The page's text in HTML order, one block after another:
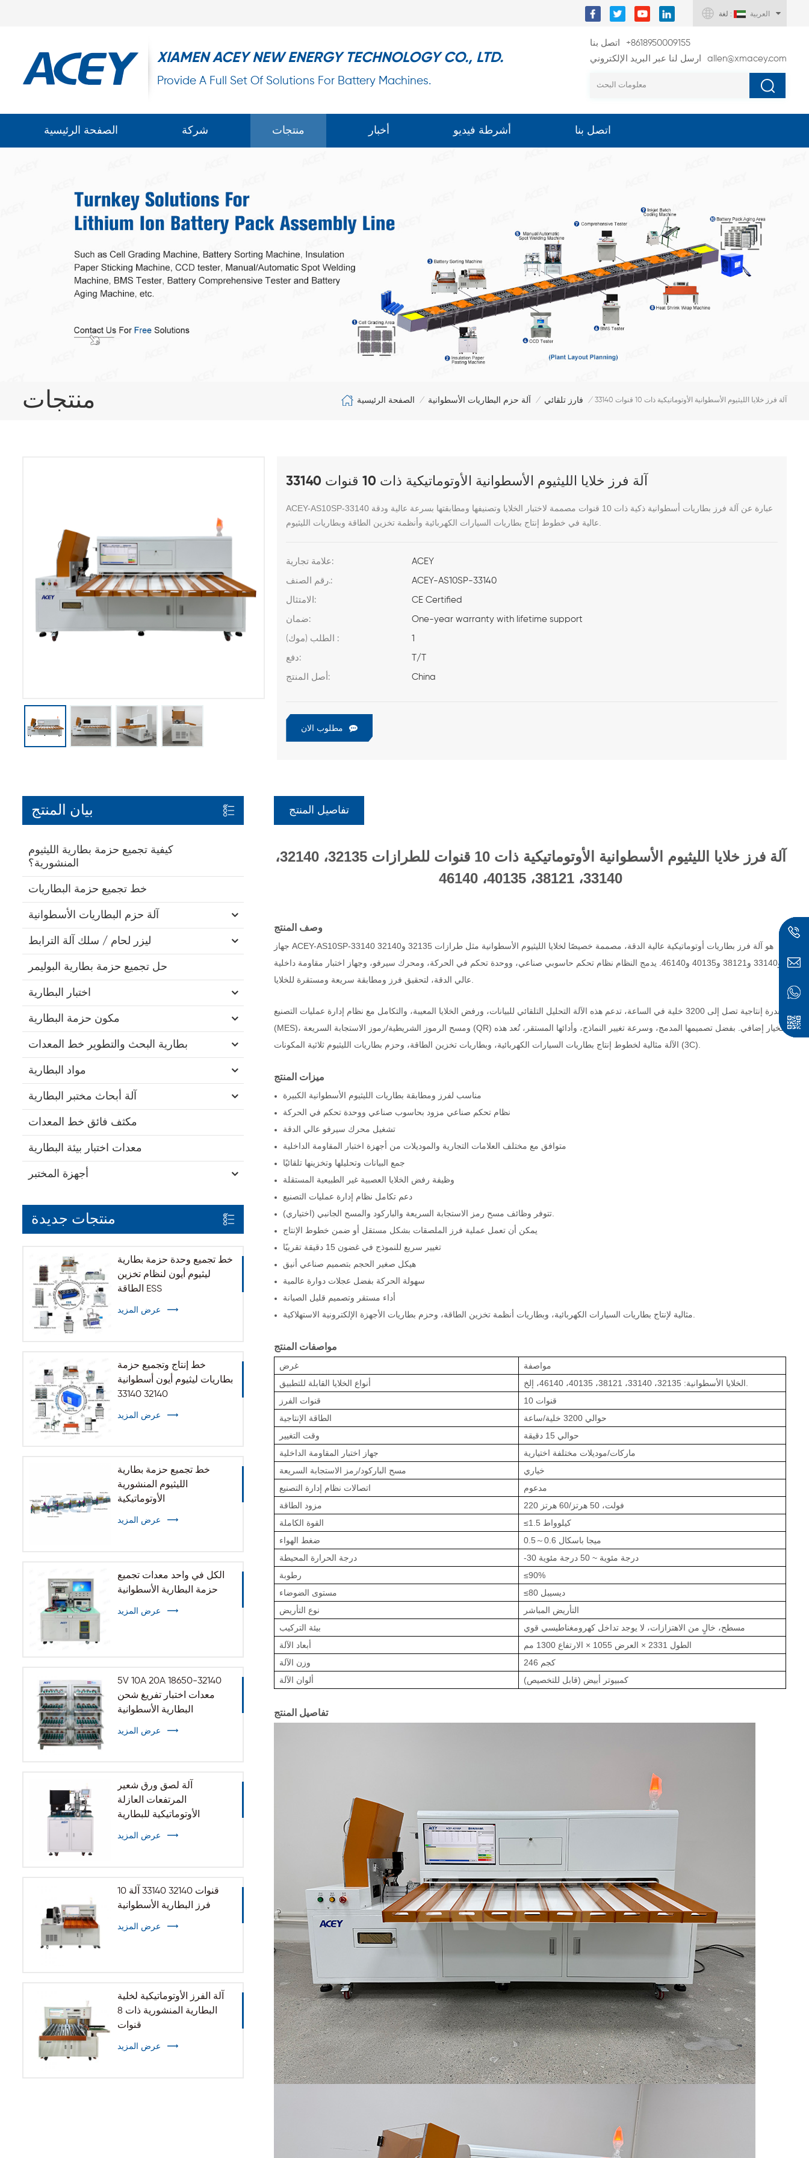
لغة : العربية
XIAMEN ACEY NEW ENERGY TECHNOLOGY CO., LTD.
Provide A Full Set Of Solutions For Battery Machines.
اتصل بنا
+8618950009155
ارسل لنا عبر البريد الإلكتروني
allen@xmacey.com
الصفحة الرئيسية شركة منتجات أخبار أشرطة فيديو اتصل بنا
منتجات الصفحة الرئيسية / آلة حزم البطاريات الأسطوانية / فارز تلقائي / آلة فرز خلايا الليثيوم الأسطوانية الأوتوماتيكية ذات 10 قنوات 33140
آلة فرز خلايا الليثيوم الأسطوانية الأوتوماتيكية ذات 10 قنوات 33140
ACEY-AS10SP-33140 عبارة عن آلة فرز بطاريات أسطوانية ذكية ذات 10 قنوات مصممة لاختبار الخلايا وتصنيفها ومطابقتها بسرعة عالية ودقة
علامة تجارية: ACEY
رقم الصنف.: ACEY-AS10SP-33140
الامتثال: CE Certified
ضمان: One-year warranty with lifetime support
الطلب (موك) : 1
دفع: T/T
أصل المنتج: China
مطلوب الان
بيان المنتج
كيفية تجميع حزمة بطارية الليثيوم
المنشورية؟
خط تجميع حزمة البطاريات
آلة حزم البطاريات الأسطوانية
ليزر لحام / سلك آلة الترابط
حل تجميع حزمة بطارية البوليمر
اختبار البطارية
مكون حزمة البطارية
بطارية البحث والتطوير خط المعدات
مواد البطارية
آلة أبحاث مختبر البطارية
مكثف فائق خط المعدات
معدات اختبار بيئة البطارية
أجهزة المختبر
منتجات جديدة
خط تجميع وحدة حزمة بطارية
ليثيوم أيون لنظام تخزين
الطاقة ESS
عرض المزيد
خط إنتاج وتجميع حزمة
بطاريات ليثيوم أيون أسطوانية
32140 33140
عرض المزيد
خط تجميع حزمة بطارية
الليثيوم المنشورية
الأوتوماتيكية
عرض المزيد
الكل في واحد معدات تجميع
حزمة البطارية الأسطوانية
عرض المزيد
5V 10A 20A 18650-32140
معدات اختبار تفريغ شحن
البطارية الأسطوانية
عرض المزيد
آلة لصق ورق شعير
المرتفعات العازلة
الأوتوماتيكية للبطارية
عرض المزيد
10 قنوات 32140 33140 آلة
فرز البطارية الأسطوانية
عرض المزيد
آلة الفرز الأوتوماتيكية لخلية
البطارية المنشورية ذات 8
قنوات
عرض المزيد
تفاصيل المنتج
آلة فرز خلايا الليثيوم الأسطوانية الأوتوماتيكية ذات 10 قنوات للطرازات 32135، 32140،
33140، 38121، 40135، 46140
وصف المنتج
جهاز ACEY-AS10SP-33140 هو آلة فرز بطاريات أوتوماتيكية عالية الدقة، مصممة خصيصًا لخلايا الليثيوم الأسطوانية مثل طرازات 32135 و32140
و33140 و38121 و40135 و46140. يدمج النظام نظام تحكم حاسوبي صناعي، ووحدة تحكم في الحركة، ومحرك سيرفو، وجهاز اختبار مقاومة داخلية
بقدرة إنتاجية تصل إلى 3200 خلية في الساعة، تدعم هذه الآلة التحليل التلقائي للبيانات، ورفض الخلايا المعيبة، والتكامل مع نظام إدارة عمليات التصنيع
(MES)، ومسح الرموز الشريطية/رموز الاستجابة السريعة (QR) كخيار إضافي. بفضل تصميمها المدمج، وسرعة تغيير النماذج، وأدائها المستقر، تُعد هذه
الآلة مثالية لخطوط إنتاج بطاريات السيارات الكهربائية، وبطاريات تخزين الطاقة، وحزم بطاريات الليثيوم ثلاثية المكونات (3C).
ميزات المنتج
مناسب لفرز ومطابقة بطاريات الليثيوم الأسطوانية الكبيرة
نظام تحكم صناعي مزود بحاسوب صناعي ووحدة تحكم في الحركة
تشغيل محرك سيرفو عالي الدقة
متوافق مع مختلف العلامات التجارية والموديلات من أجهزة اختبار المقاومة الداخلية
جمع البيانات وتحليلها وتخزينها تلقائيًا
وظيفة رفض الخلايا العصبية غير الطبيعية المستقلة
دعم تكامل نظام إدارة عمليات التصنيع
يمكن أن تعمل عملية فرز الملصقات بشكل مستقل أو ضمن خطوط الإنتاج
تغيير سريع للنموذج في غضون 15 دقيقة تقريبًا
هيكل صغير الحجم بتصميم صناعي أنيق
سهولة الحركة بفضل عجلات دوارة عالمية
أداء مستقر وتصميم قليل الصيانة
مواصفات المنتج
غرض
مواصفة
أنواع الخلايا القابلة للتطبيق
قنوات الفرز
10 قنوات
الطاقة الإنتاجية
حوالي 3200 خلية/ساعة
وقت التغيير
حوالي 15 دقيقة
جهاز اختبار المقاومة الداخلية
ماركات/موديلات مختلفة اختيارية
مسح الباركود/رمز الاستجابة السريعة
خياري
اتصالات نظام إدارة التصنيع
مدعوم
مزود الطاقة
220 فولت، 50 هرتز/60 هرتز
القوة الكاملة
≤1.5 كيلوواط
ضغط الهواء
0.5～0.6 ميجا باسكال
درجة الحرارة المحيطة
-30 درجة مئوية ~ 50 درجة مئوية
رطوبة
≤90%
مستوى الضوضاء
≤80 ديسيبل
نوع التأريض
التأريض المباشر
بيئة التركيب
مسطح، خالٍ من الاهتزازات، لا يوجد تداخل كهرومغناطيسي قوي
أبعاد الآلة
الطول 2331 × العرض 1055 × الارتفاع 1300 مم
وزن الآلة
246 كجم
ألوان الآلة
كمبيوتر أبيض (قابل للتخصيص)
تفاصيل المنتج